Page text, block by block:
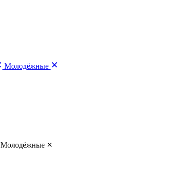
Молодёжные
Молодёжные